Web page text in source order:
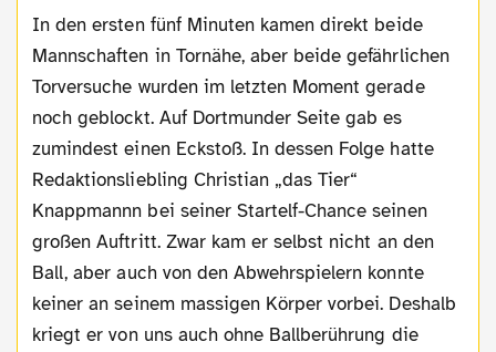
In den ersten fünf Minuten kamen direkt beide
Mannschaften in Tornähe, aber beide gefährlichen
Torversuche wurden im letzten Moment gerade
noch geblockt. Auf Dortmunder Seite gab es
zumindest einen Eckstoß. In dessen Folge hatte
Redaktionsliebling Christian „das Tier“
Knappmannn bei seiner Startelf-Chance seinen
großen Auftritt. Zwar kam er selbst nicht an den
Ball, aber auch von den Abwehrspielern konnte
keiner an seinem massigen Körper vorbei. Deshalb
kriegt er von uns auch ohne Ballberührung die